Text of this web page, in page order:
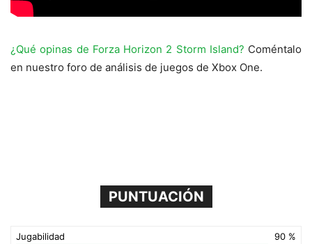
¿Qué opinas de Forza Horizon 2 Storm Island? Coméntalo
en nuestro foro de análisis de juegos de Xbox One.
PUNTUACIÓN
Jugabilidad 90 %